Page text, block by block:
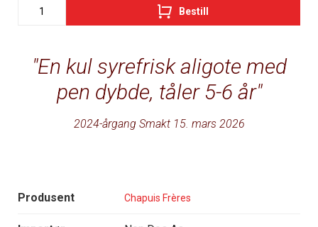
En kul syrefrisk aligote med
pen dybde, tåler 5-6 år
2024-årgang Smakt 15. mars 2026
Produsent Chapuis Frères
Bestill